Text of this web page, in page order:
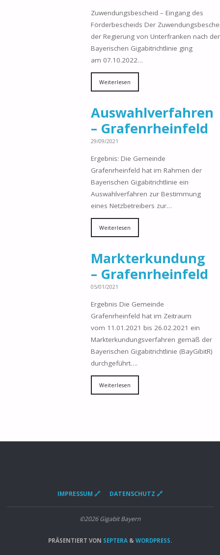
Zuwendungsbescheid – Eingang des
Förderbescheids Der
der Regierung von Unterfranken nach der
Bayerischen Gigabitrichtlinie ging
am 07.10.2022…
Weiterlesen
Auswahlverfahren
– Grafenrheinfeld
29/09/2021
Ergebnis: Die Gemeinde
Grafenrheinfeld hat im Rahmen der
Bayerischen Gigabitrichtlinie ein
Auswahlverfahren zur Bestimmung
eines Netzbetreibers zur…
Weiterlesen
Markterkundung
– Grafenrheinfeld
05/01/2021
Ergebnis Die Gemeinde
Grafenrheinfeld hat im Zeitraum
vom 11.01.2021 bis 26.02.2021 ein
Markterkundungsverfahren gemäß der
Bayerischen Gigabitrichtlinie (BayGibitR)
durchgeführt….
Weiterlesen
IMPRESSUM 🔗 DATENSCHUTZ 🔗
©2026 Gigabit Bayern
PRÄSENTIERT VON SEPTERA & WORDPRESS.